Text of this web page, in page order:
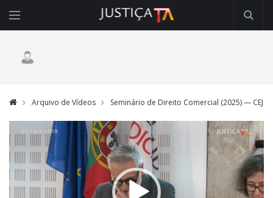
Arquivo de Vídeos Seminário de Direito Comercial (2025) — CEJ
Video